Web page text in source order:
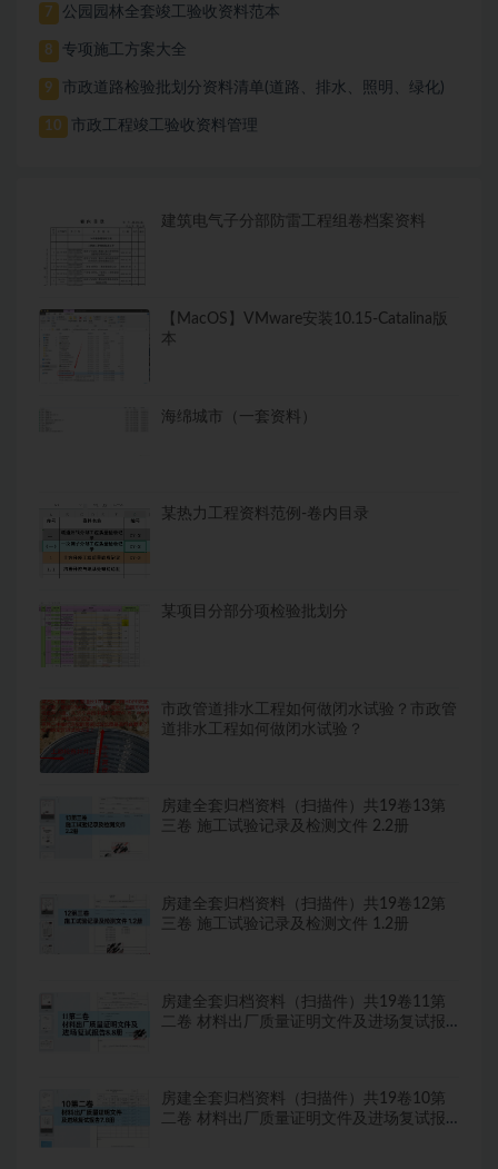
7 公园园林全套竣工验收资料范本
8 专项施工方案大全
9 市政道路检验批划分资料清单(道路、排水、照明、绿化)
10 市政工程竣工验收资料管理
建筑电气子分部防雷工程组卷档案资料
【MacOS】VMware安装10.15-Catalina版
本
海绵城市（一套资料）
某热力工程资料范例-卷内目录
某项目分部分项检验批划分
市政管道排水工程如何做闭水试验？市政管
道排水工程如何做闭水试验？
房建全套归档资料（扫描件）共19卷13第
三卷 施工试验记录及检测文件 2.2册
房建全套归档资料（扫描件）共19卷12第
三卷 施工试验记录及检测文件 1.2册
房建全套归档资料（扫描件）共19卷11第
二卷 材料出厂质量证明文件及进场复试报
房建全套归档资料（扫描件）共19卷10第
二卷 材料出厂质量证明文件及进场复试报